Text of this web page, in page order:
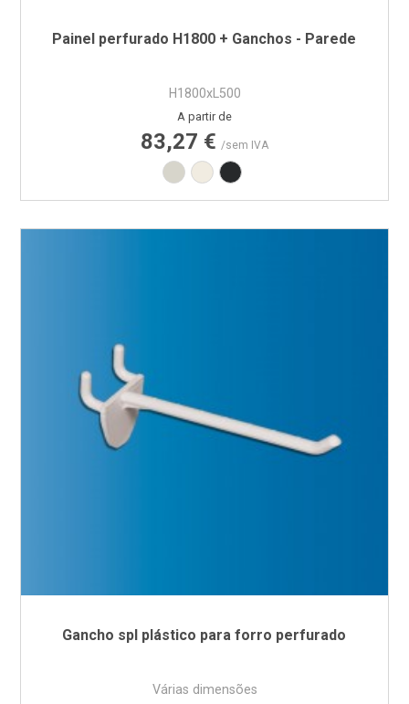
Painel perfurado H1800 + Ganchos - Parede
H1800xL500
Preço
A partir de
83,27 € /sem IVA
Branco RAL9002
Branco RAL9010
Preto RAL9005
Gancho spl plástico para forro perfurado
Várias dimensões